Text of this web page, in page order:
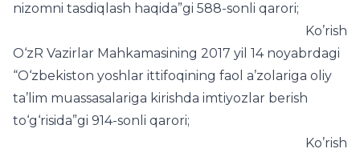
nizomni tasdiqlash haqida”gi 588-sonli qarori;
Ko’rish
O‘zR Vazirlar Mahkamasining 2017 yil 14 noyabrdagi
“O‘zbekiston yoshlar ittifoqining faol a’zolariga oliy
ta’lim muassasalariga kirishda imtiyozlar berish
to‘g‘risida”gi 914-sonli qarori;
Ko’rish